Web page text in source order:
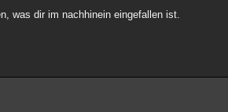
was dir im nachhinein eingefallen ist.